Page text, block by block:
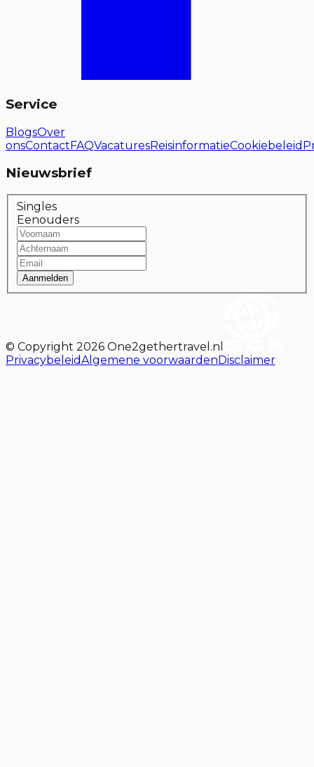
Service
BlogsOver
onsContactFAQVacaturesReisinformatieCookiebeleid
Nieuwsbrief
Singles
Eenouders
Aanmelden
© Copyright 2026 One2gethertravel.nl
PrivacybeleidAlgemene voorwaardenDisclaimer